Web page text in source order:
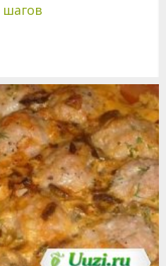
шагов